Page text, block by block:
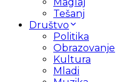
Tešanj
Društvo
Politika
Obrazovanje
Kultura
Mladi